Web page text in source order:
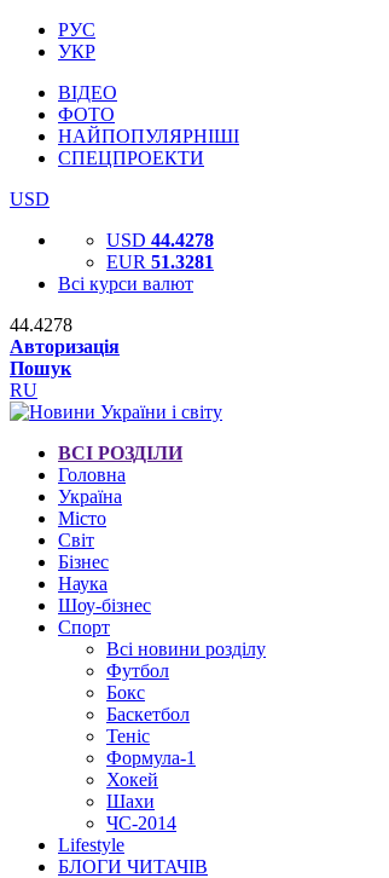
РУС
УКР
ВІДЕО
ФОТО
НАЙПОПУЛЯРНІШІ
СПЕЦПРОЕКТИ
USD
USD 44.4278
EUR 51.3281
Всі курси валют
44.4278
Авторизація
Пошук
RU
ВСІ РОЗДІЛИ
Головна
Україна
Місто
Світ
Бізнес
Наука
Шоу-бізнес
Спорт
Всі новини розділу
Футбол
Бокс
Баскетбол
Теніс
Формула-1
Хокей
Шахи
ЧС-2014
Lifestyle
БЛОГИ ЧИТАЧІВ